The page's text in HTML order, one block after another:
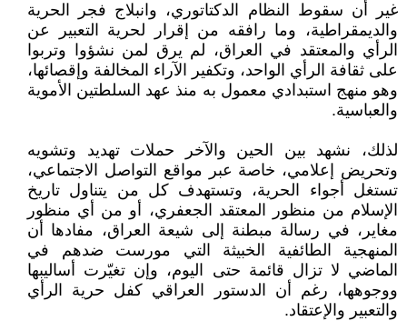
غير أن سقوط النظام الدكتاتوري، وانبلاج فجر الحرية
والديمقراطية، وما رافقه من إقرار لحرية التعبير عن
الرأي والمعتقد في العراق، لم يرق لمن نشؤوا وتربوا
على ثقافة الرأي الواحد، وتكفير الآراء المخالفة وإقصائها،
وهو منهج استبدادي معمول به منذ عهد السلطتين الأموية
والعباسية.
لذلك، نشهد بين الحين والآخر حملات تهديد وتشويه
وتحريض إعلامي، خاصة عبر مواقع التواصل الاجتماعي،
تستغل أجواء الحرية، وتستهدف كل من يتناول تاريخ
الإسلام من منظور المعتقد الجعفري، أو من أي منظور
مغاير، في رسالة مبطنة إلى شيعة العراق، مفادها أن
المنهجية الطائفية الخبيثة التي مورست ضدهم في
الماضي لا تزال قائمة حتى اليوم، وإن تغيّرت أساليبها
ووجوهها، رغم أن الدستور العراقي كفل حرية الرأي
والتعبير والإعتقاد.